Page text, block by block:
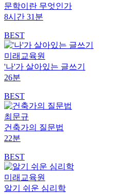
문학이란 무엇인가
8시간 31분
BEST
미래교육원
'나'가 살아있는 글쓰기
26분
BEST
최문규
건축가의 질문법
22분
BEST
미래교육원
알기 쉬운 심리학